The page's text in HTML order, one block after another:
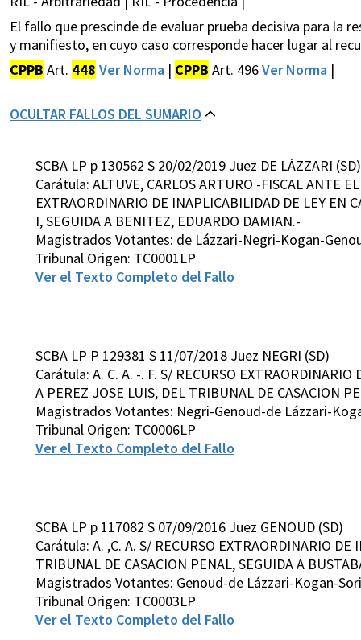
El fallo que prescinde de evaluar prueba decisiva para la
y manifiesto, en cuyo caso corresponde hacer lugar al
CPPB Art. 448 Ver Norma | CPPB Art. 496Ver Norma |
OCULTAR FALLOS DEL SUMARIO
SCBA LP p 130562 S 20/02/2019 Juez DE LÁZZARI (SD)
Carátula: ALTUVE, CARLOS ARTURO -FISCAL ANTE
EXTRAORDINARIO DE INAPLICABILIDAD DE LEY EN
I, SEGUIDA A BENITEZ, EDUARDO DAMIAN.-
Magistrados Votantes: de Lázzari-Negri-Kogan-
Tribunal Origen: TC0001LP
Ver el Texto Completo del Fallo
SCBA LP P 129381 S 11/07/2018 Juez NEGRI (SD)
Carátula: A. C. A. -. F. S/ RECURSO
A PEREZ JOSE LUIS, DEL TRIBUNAL DE CASACION
Magistrados Votantes: Negri-Genoud-de Lázzari-
Tribunal Origen: TC0006LP
Ver el Texto Completo del Fallo
SCBA LP p 117082 S 07/09/2016 Juez GENOUD (SD)
Carátula: A. ,C. A. S/ RECURSO EXTRAORDINARIO
TRIBUNAL DE CASACION PENAL, SEGUIDA A
Magistrados Votantes: Genoud-de Lázzari-Kogan-
Tribunal Origen: TC0003LP
Ver el Texto Completo del Fallo